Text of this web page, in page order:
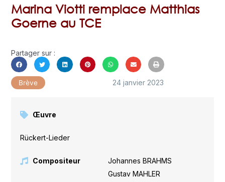
Marina Viotti remplace Matthias
Goerne au TCE
Partager sur :
Brève 24 janvier 2023
Œuvre
Rückert-Lieder
Compositeur Johannes BRAHMS
Gustav MAHLER